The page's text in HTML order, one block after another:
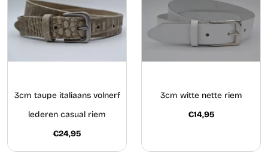
3cm taupe italiaans volnerf
lederen casual riem
€24,95
3cm witte nette riem
€14,95